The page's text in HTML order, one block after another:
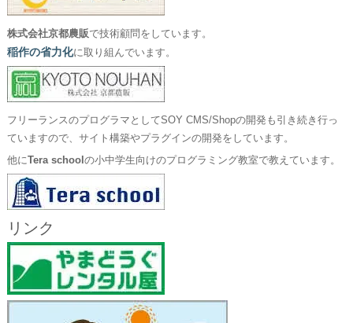
株式会社京都農販で技術顧問をしています。
稲作の省力化に取り組んでいます。
フリーランスのプログラマとしてSOY CMS/Shopの開発も引き続き行っ
ていますので、サイト構築やプラグインの開発をしています。
他にTera school の小中学生向けのプログラミング教室で教えています。
リンク